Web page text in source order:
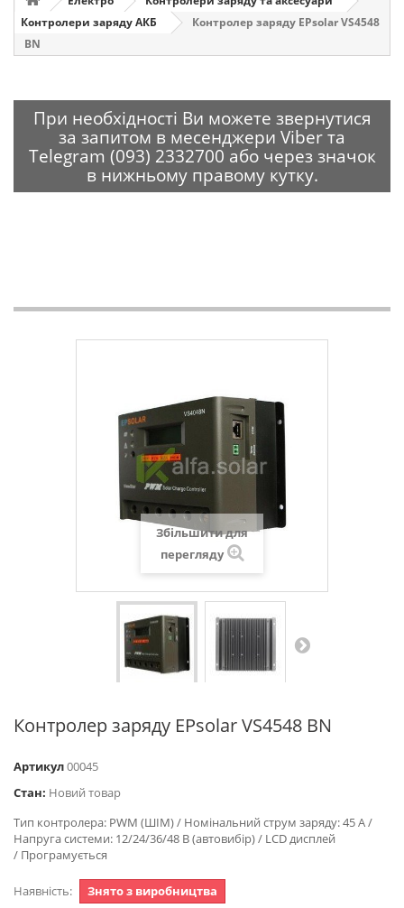
Контролери заряду АКБ
Контролер заряду EPsolar VS4548
BN
При необхідності Ви можете звернутися
за запитом в месенджери Viber та
Telegram (093) 2332700 або через значок
в нижньому правому кутку.
Збільшити для
перегляду
Контролер заряду EPsolar VS4548 BN
Артикул00045
Стан: Новий товар
Тип контролера: PWM (ШІМ) / Номінальний струм заряду: 45 А /
Напруга системи: 12/24/36/48 В (автовибір) / LCD дисплей
/ Програмується
Наявність: Знято з виробництва